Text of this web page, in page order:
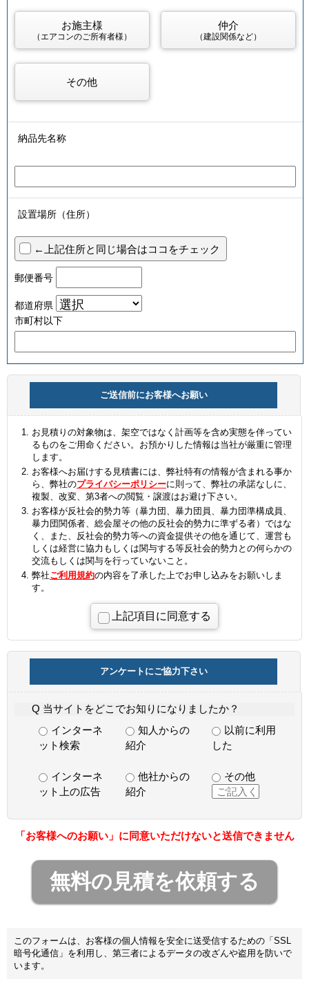
お施主様
（エアコンのご所有者様）
仲介
（建設関係など）
その他
納品先名称
設置場所（住所）
←上記住所と同じ場合はココをチェック
郵便番号
都道府県
市町村以下
ご送信前にお客様へお願い
お見積りの対象物は、架空ではなく計画等を含め実態を伴ってい
るものをご用命ください。お預かりした情報は当社が厳重に管理
します。
お客様へお届けする見積書には、弊社特有の情報が含まれる事か
ら、弊社のプライバシーポリシーに則って、弊社の承諾なしに、
複製、改変、第3者への閲覧・譲渡はお避け下さい。
お客様が反社会的勢力等（暴力団、暴力団員、暴力団準構成員、
暴力団関係者、総会屋その他の反社会的勢力に準ずる者）ではな
く、また、反社会的勢力等への資金提供その他を通じて、運営も
しくは経営に協力もしくは関与する等反社会的勢力との何らかの
交流もしくは関与を行っていないこと。
弊社ご利用規約の内容を了承した上でお申し込みをお願いしま
す。
上記項目に同意する
アンケートにご協力下さい
Q 当サイトをどこでお知りになりましたか？
インターネ
ット検索
知人からの
紹介
以前に利用
した
インターネ
ット上の広告
他社からの
紹介
その他
「お客様へのお願い」に同意いただけないと送信できません
このフォームは、お客様の個人情報を安全に送受信するための「SSL
暗号化通信」を利用し、第三者によるデータの改ざんや盗用を防いで
います。